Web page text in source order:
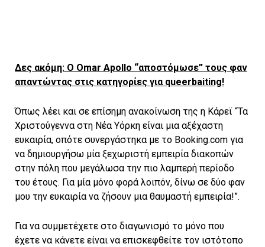
Δες ακόμη: O Omar Apollo “αποστόμωσε” τους φαν
απαντώντας στις κατηγορίες για queerbaiting!
Όπως λέει και σε επίσημη ανακοίνωση της η Κάρεϊ “Τα
Χριστούγεννα στη Νέα Υόρκη είναι μια αξέχαστη
ευκαιρία, οπότε συνεργάστηκα με το Booking.com για
να δημιουργήσω μία ξεχωριστή εμπειρία διακοπών
στην πόλη που μεγάλωσα την πιο λαμπερή περίοδο
του έτους. Για μία μόνο φορά λοιπόν, δίνω σε δύο φαν
μου την ευκαιρία να ζήσουν μια θαυμαστή εμπειρία!”.
Για να συμμετέχετε στο διαγωνισμό το μόνο που
έχετε να κάνετε είναι να επισκεφθείτε τον ιστότοπο